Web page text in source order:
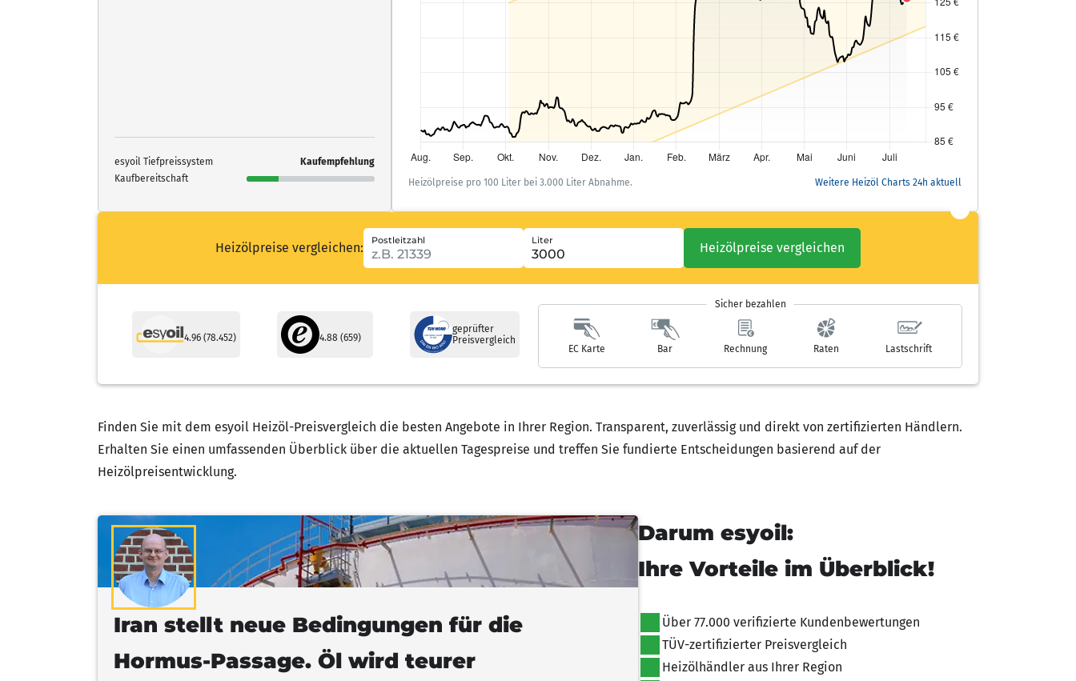
esyoil Tiefpreissystem
Kaufempfehlung
Kaufbereitschaft
Heizölpreise pro 100 Liter bei 3.000 Liter Abnahme. Weitere Heizöl Charts 24h aktuell
Heizölpreise vergleichen: Postleitzahl Liter Heizölpreise vergleichen
4.96 von 5 Sternen
4.96 (78.452) 4.88 von 5 Sternen
4.88 (659)
geprüfter
Preisvergleich
Sicher bezahlen
EC Karte Bar Rechnung Raten Lastschrift
Finden Sie mit dem esyoil Heizöl-Preisvergleich die besten Angebote in Ihrer Region. Transparent, zuverlässig und direkt von zertifizierten Händlern.
Erhalten Sie einen umfassenden Überblick über die aktuellen Tagespreise und treffen Sie fundierte Entscheidungen basierend auf der
Heizölpreisentwicklung.
Iran stellt neue Bedingungen für die
Hormus-Passage. Öl wird teurer
Darum esyoil:
Ihre Vorteile im Überblick!
Über 77.000 verifizierte Kundenbewertungen
TÜV-zertifizierter Preisvergleich
Heizölhändler aus Ihrer Region